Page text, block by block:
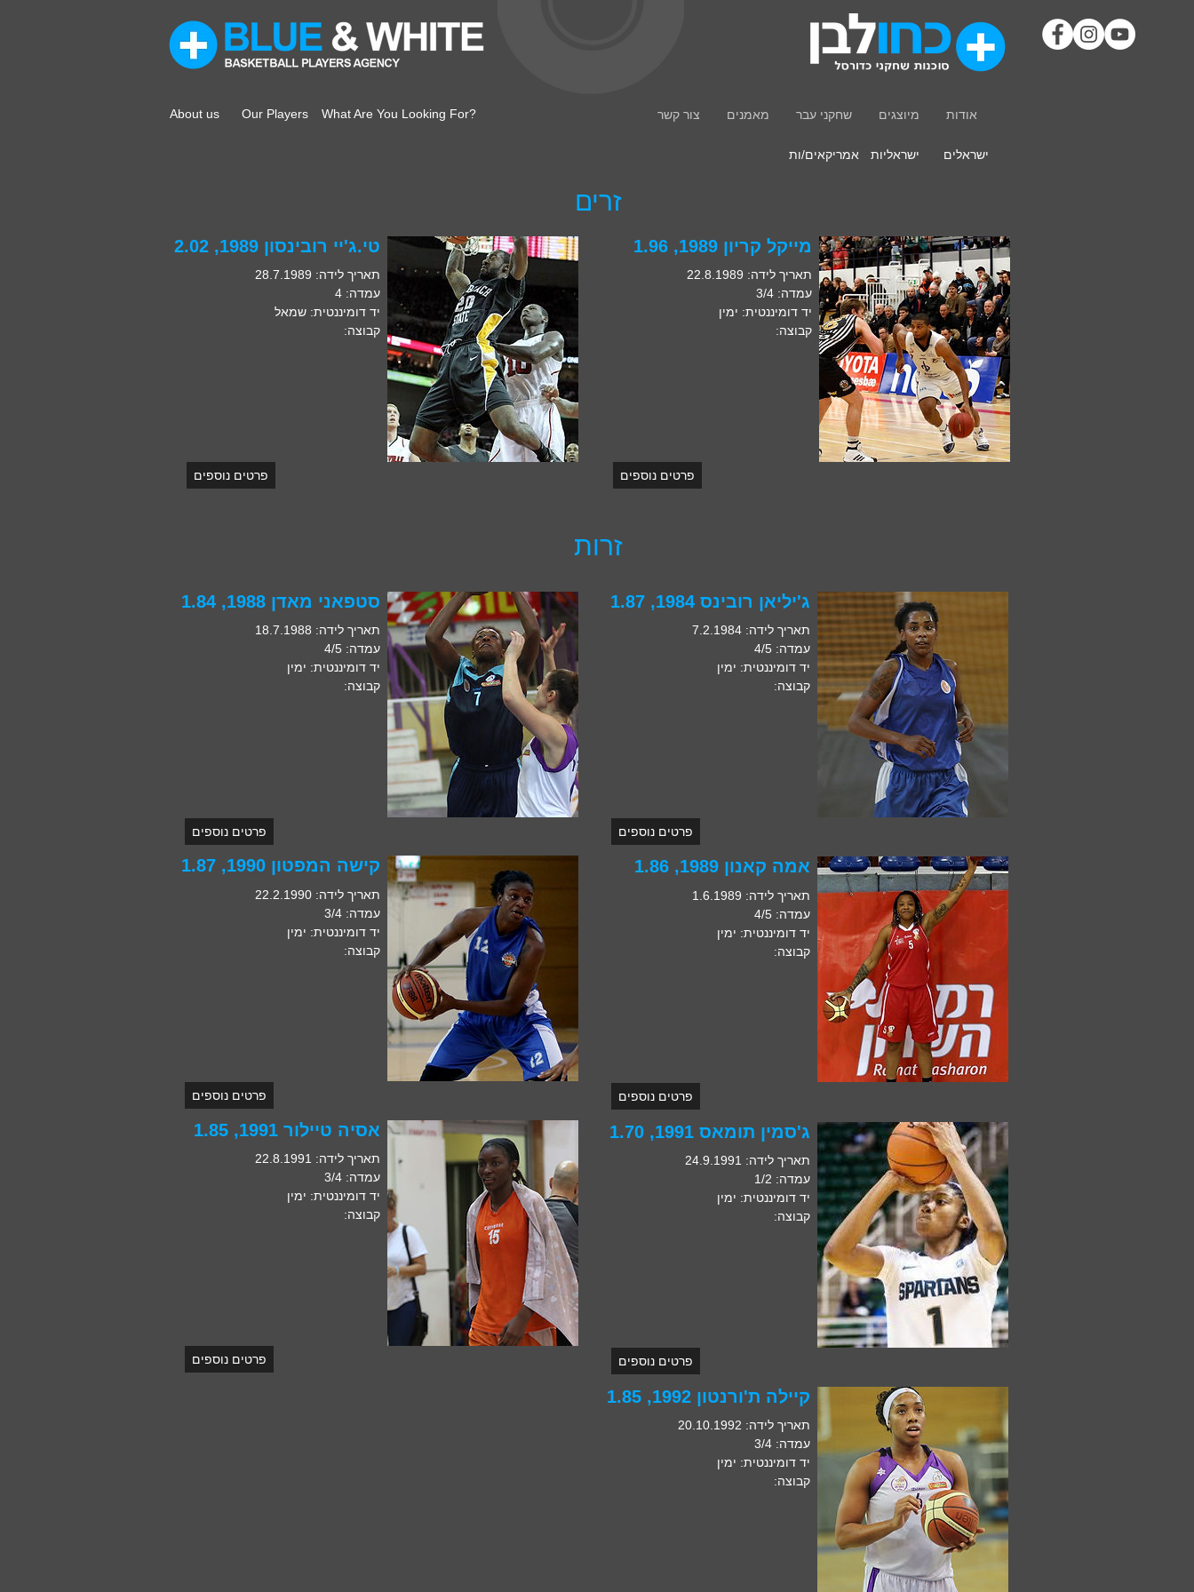
About us Our Players What Are You Looking For? צור קשר מאמנים שחקני עבר מיוצגים אודות
ישראליות ישראלים אמריקאים/ות
זרים
טי.ג'יי רובינסון 1989, 2.02
תאריך לידה: 28.7.1989
עמדה: 4
יד דומיננטית: שמאל
קבוצה:
פרטים נוספים
מייקל קריון 1989, 1.96
תאריך לידה: 22.8.1989
עמדה: 3/4
יד דומיננטית: ימין
קבוצה:
פרטים נוספים
זרות
ג'יליאן רובינס 1984, 1.87
תאריך לידה: 7.2.1984
עמדה: 4/5
יד דומיננטית: ימין
קבוצה:
פרטים נוספים
אמה קאנון 1989, 1.86
תאריך לידה: 1.6.1989
עמדה: 4/5
יד דומיננטית: ימין
קבוצה:
פרטים נוספים
ג'סמין תומאס 1991, 1.70
תאריך לידה: 24.9.1991
עמדה: 1/2
יד דומיננטית: ימין
קבוצה:
פרטים נוספים
קיילה ת'ורנטון 1992, 1.85
תאריך לידה: 20.10.1992
עמדה: 3/4
יד דומיננטית: ימין
קבוצה:
סטפאני מאדן 1988, 1.84
תאריך לידה: 18.7.1988
עמדה: 4/5
יד דומיננטית: ימין
קבוצה:
פרטים נוספים
קישה המפטון 1990, 1.87
תאריך לידה: 22.2.1990
עמדה: 3/4
יד דומיננטית: ימין
קבוצה:
פרטים נוספים
אסיה טיילור 1991, 1.85
תאריך לידה: 22.8.1991
עמדה: 3/4
יד דומיננטית: ימין
קבוצה:
פרטים נוספים